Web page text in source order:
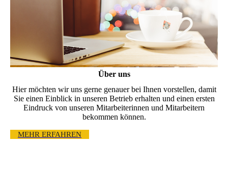
Über uns
Hier möchten wir uns gerne genauer bei Ihnen vorstellen, damit
Sie einen Einblick in unseren Betrieb erhalten und einen ersten
Eindruck von unseren Mitarbeiterinnen und Mitarbeitern
bekommen können.
MEHR ERFAHREN